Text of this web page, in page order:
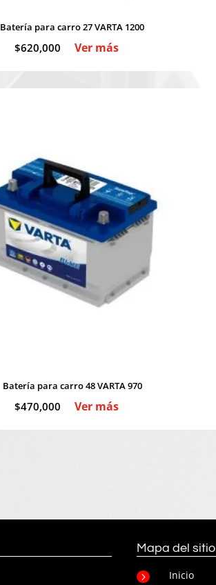
Batería para carro 27 VARTA 1200
$620,000 Ver más
Batería para carro 48 VARTA 970
$470,000 Ver más
Mapa del sitio
5
Inicio